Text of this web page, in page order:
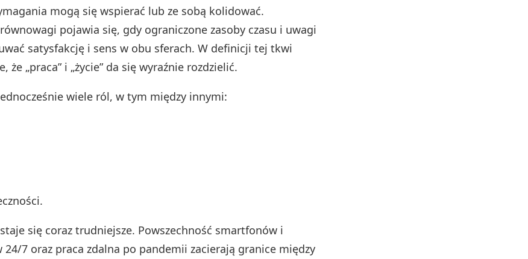
mogą się wspierać lub ze sobą kolidować.
pojawia się, gdy ograniczone zasoby czasu i uwagi
satysfakcję i sens w obu sferach. W definicji tej tkwi
że „praca” i „życie” da się wyraźnie rozdzielić.
wiele ról, w tym między innymi:
się coraz trudniejsze. Powszechność smartfonów i
7 oraz praca zdalna po pandemii zacierają granice między